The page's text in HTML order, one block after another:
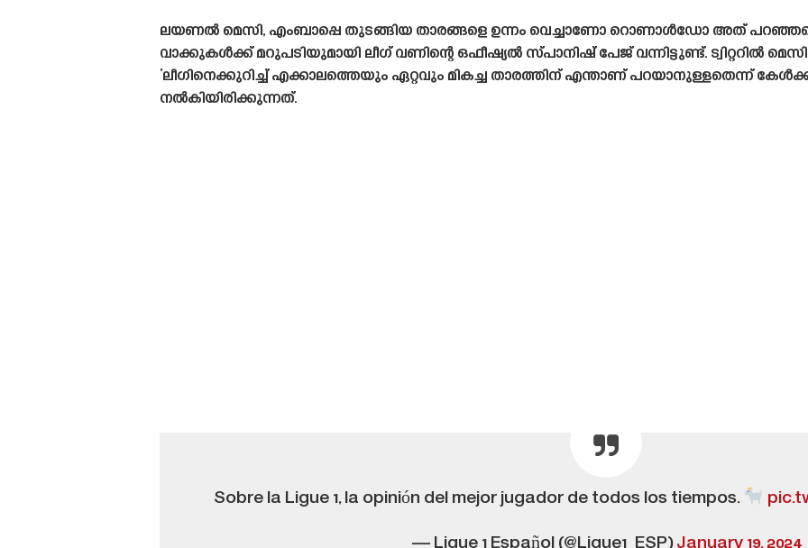
ലയണൽ മെസി, എംബാപ്പെ തുടങ്ങിയ താരങ്ങളെ ഉന്നം വെച്ചാണോ റൊണാൾഡോ അത്
വാക്കുകൾക്ക് മറുപടിയുമായി ലീഗ് വണിന്റെ ഒഫീഷ്യൽ സ്‌പാനിഷ്‌ പേജ് വന്നിട്ടുണ്ട്. ട്വിറ്ററിൽ
‘ലീഗിനെക്കുറിച്ച് എക്കാലത്തെയും ഏറ്റവും മികച്ച താരത്തിന് എന്താണ് പറയാനുള്ളതെന്ന്
നൽകിയിരിക്കുന്നത്.
Sobre la Ligue 1, la opinión del mejor jugador de todos los tiempos.
— Ligue 1 Español (@Ligue1_ESP)January 19, 2024